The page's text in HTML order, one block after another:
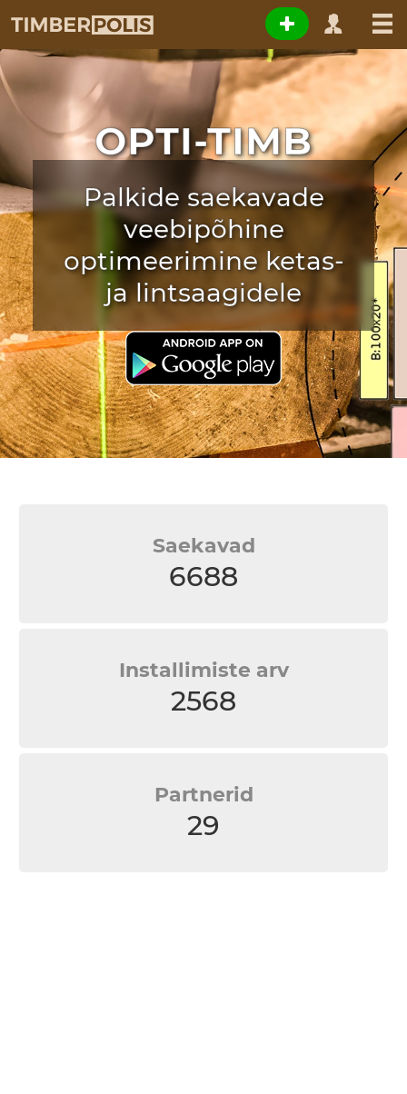
OPTI-TIMB
Palkide saekavade
veebipõhine
optimeerimine ketas-
ja lintsaagidele
Saekavad
6688
Installimiste arv
2568
Partnerid
29